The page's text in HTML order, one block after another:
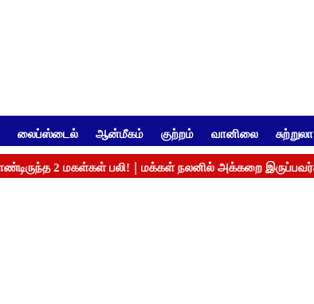
லைப்ஸ்டைல் ஆன்மீகம் குற்றம் வானிலை சுற்றுலா